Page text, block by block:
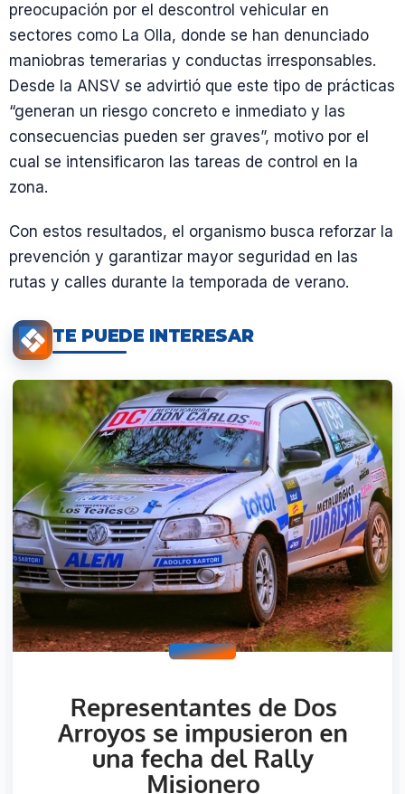
preocupación por el descontrol vehicular en
sectores como La Olla, donde se han denunciado
maniobras temerarias y conductas irresponsables.
Desde la ANSV se advirtió que este tipo de prácticas
“generan un riesgo concreto e inmediato y las
consecuencias pueden ser graves”, motivo por el
cual se intensificaron las tareas de control en la
zona.
Con estos resultados, el organismo busca reforzar la
prevención y garantizar mayor seguridad en las
rutas y calles durante la temporada de verano.
TE PUEDE INTERESAR